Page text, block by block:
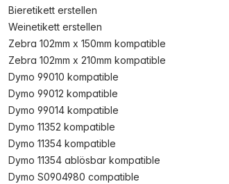
Bieretikett erstellen
Weinetikett erstellen
Zebra 102mm x 150mm kompatible
Zebra 102mm x 210mm kompatible
Dymo 99010 kompatible
Dymo 99012 kompatible
Dymo 99014 kompatible
Dymo 11352 kompatible
Dymo 11354 kompatible
Dymo 11354 ablösbar kompatible
Dymo S0904980 compatible